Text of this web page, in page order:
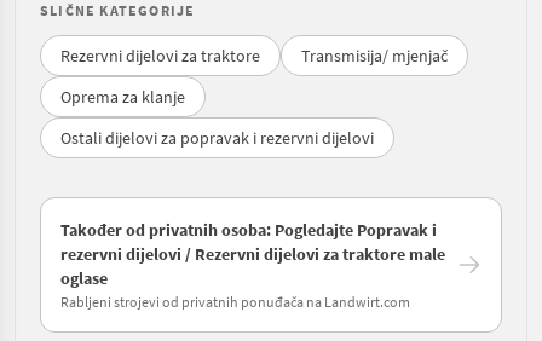
SLIČNE KATEGORIJE
Rezervni dijelovi za traktore
Transmisija/ mjenjač
Oprema za klanje
Ostali dijelovi za popravak i rezervni dijelovi
Također od privatnih osoba: Pogledajte Popravak i
rezervni dijelovi / Rezervni dijelovi za traktore male
oglase
Rabljeni strojevi od privatnih ponuđača na Landwirt.com